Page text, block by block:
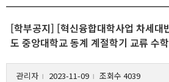
[학부공지] [혁신융합대학사업 차세대
도 중앙대학교 동계 계절학기 교류 수
관리자 l 2023-11-09 l 조회수 4039